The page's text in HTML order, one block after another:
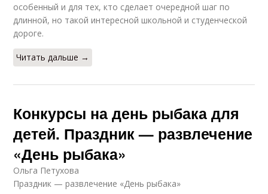
особенный и для тех, кто сделает очередной шаг по
длинной, но такой интересной школьной и студенческой
дороге.
Читать дальше →
Конкурсы на день рыбака для
детей. Праздник — развлечение
«День рыбака»
Ольга Петухова
Праздник — развлечение «День рыбака»